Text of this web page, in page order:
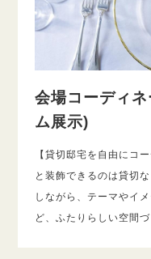
会場コーディ
ム展示)
【貸切邸宅を自由にコ
と装飾できるのは貸切
しながら、テーマやイ
ど、ふたりらしい空間づ